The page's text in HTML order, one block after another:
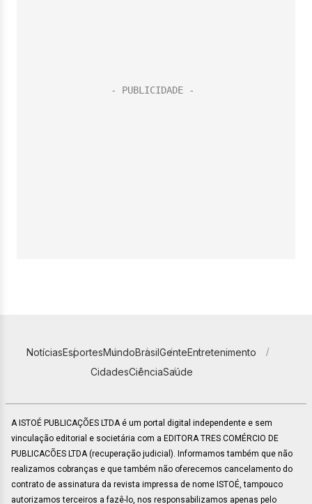
NotíciasEsportesMundoBrasilGenteEntretenimento
CidadesCiênciaSaúde
A ISTOÉ PUBLICAÇÕES LTDA é um portal digital independente e sem
vinculação editorial e societária com a EDITORA TRES COMÉRCIO DE
PUBLICACÕES LTDA (recuperação judicial). Informamos também que não
realizamos cobranças e que também não oferecemos cancelamento do
contrato de assinatura da revista impressa de nome ISTOÉ, tampouco
autorizamos terceiros a fazê-lo, nos responsabilizamos apenas pelo